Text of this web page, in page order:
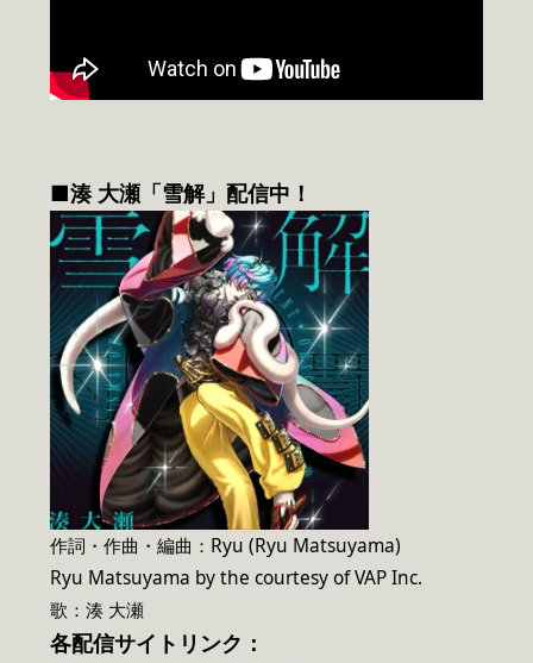
■湊 大瀬「雪解」配信中！
作詞・作曲・編曲：Ryu (Ryu Matsuyama)
Ryu Matsuyama by the courtesy of VAP Inc.
歌：湊 大瀬
各配信サイトリンク：